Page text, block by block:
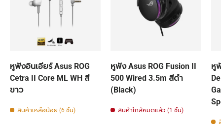
หูฟังอินเอียร์ Asus ROG
Cetra II Core ML WH สี
ขาว
สินค้าเหลือน้อย (6 ชิ้น)
หูฟัง Asus ROG Fusion II
500 Wired 3.5m สีดำ
(Black)
สินค้าใกล้หมดแล้ว (1 ชิ้น)
หู